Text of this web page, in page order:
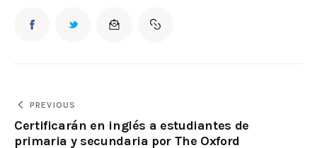
PREVIOUS
Certificarán en inglés a estudiantes de
primaria y secundaria por The Oxford